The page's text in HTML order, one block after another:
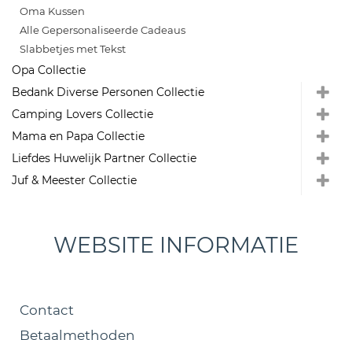
Oma Kussen
Alle Gepersonaliseerde Cadeaus
Slabbetjes met Tekst
Opa Collectie
Bedank Diverse Personen Collectie
Camping Lovers Collectie
Mama en Papa Collectie
Liefdes Huwelijk Partner Collectie
Juf & Meester Collectie
WEBSITE INFORMATIE
Contact
Betaalmethoden